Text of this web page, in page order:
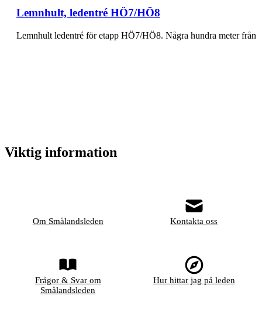
Lemnhult, ledentré HÖ7/HÖ8
Lemnhult ledentré för etapp HÖ7/HÖ8. Några hundra meter från
Viktig information
Om Smålandsleden Kontakta oss
Frågor & Svar om
Smålandsleden
Hur hittar jag på leden